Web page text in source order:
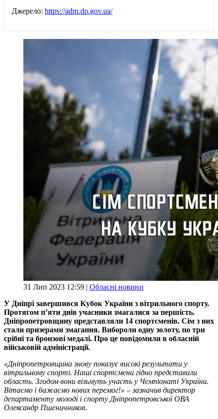
Джерело: https://adm.dp.gov.ua/
31 Лип 2023 12:59 | Обласні новини
У Дніпрі завершився Кубок України з вітрильного спорту.
Протягом п’яти днів учасники змагалися за першість.
Дніпропетровщину представляли 14 спортсменів. Сім з них
стали призерами змагання. Вибороли одну золоту, по три
срібні та бронзові медалі. Про це повідомили в обласній
військовій адміністрації.
«Дніпропетровщина знову показує високі результати у
вітрильному спорті. Наші спортсмени гідно представили
область. Згодом вони візьмуть участь у Чемпіонаті України.
Вітаємо і бажаємо нових перемог!» – зазначив директор
департаменту молоді і спорту Дніпропетровської ОВА
Олександр Пшеничников.